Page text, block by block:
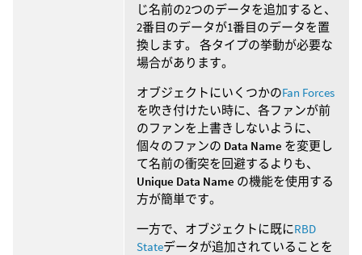
じ名前の2つのデータを追加すると、
2番目のデータが1番目のデータを置
換します。 各タイプの挙動が必要な
場合があります。
オブジェクトにいくつかのFan Forces
を吹き付けたい時に、各ファンが前
のファンを上書きしないように、
個々のファンの Data Name を変更し
て名前の衝突を回避するよりも、
Unique Data Name の機能を使用する
方が簡単です。
一方で、オブジェクトに既にRBD
Stateデータが追加されていることを